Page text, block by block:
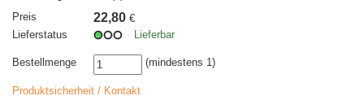
Preis
22,80 €
Lieferstatus
Lieferbar
Bestellmenge (mindestens 1)
Produktsicherheit / Kontakt